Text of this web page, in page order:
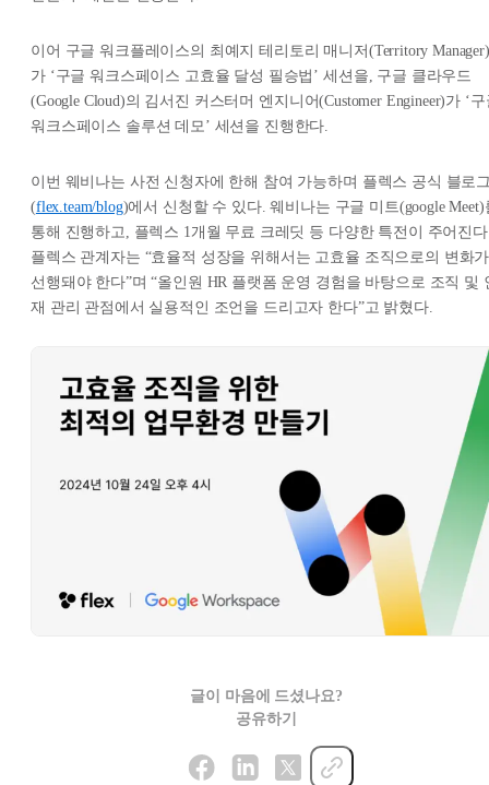
이어 구글 워크플레이스의 최예지 테리토리 매니저(Territory Manager)
가 ‘구글 워크스페이스 고효율 달성 필승법’ 세션을, 구글 클라우드
(Google Cloud)의 김서진 커스터머 엔지니어(Customer Engineer)가 ‘구
워크스페이스 솔루션 데모’ 세션을 진행한다.
이번 웨비나는 사전 신청자에 한해 참여 가능하며 플렉스 공식 블로
(flex.team/blog)에서 신청할 수 있다. 웨비나는 구글 미트(google Meet)
통해 진행하고, 플렉스 1개월 무료 크레딧 등 다양한 특전이 주어진
플렉스 관계자는 “효율적 성장을 위해서는 고효율 조직으로의 변화가
선행돼야 한다”며 “올인원 HR 플랫폼 운영 경험을 바탕으로 조직 및
재 관리 관점에서 실용적인 조언을 드리고자 한다”고 밝혔다.
글이 마음에 드셨나요?
공유하기